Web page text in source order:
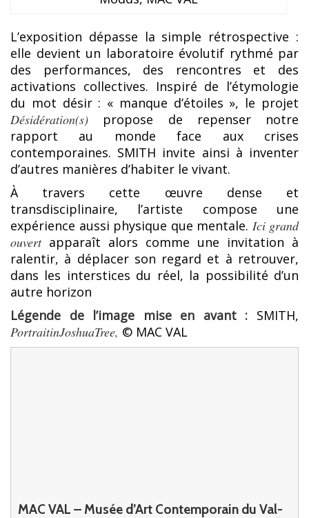
L’exposition dépasse la simple rétrospective :
elle devient un laboratoire évolutif rythmé par
des performances, des rencontres et des
activations collectives. Inspiré de l’étymologie
du mot désir : « manque d’étoiles », le projet
Désidération(s) propose de repenser notre
rapport au monde face aux crises
contemporaines. SMITH invite ainsi à inventer
d’autres manières d’habiter le vivant.
À travers cette œuvre dense et
transdisciplinaire, l’artiste compose une
expérience aussi physique que mentale. Ici grand
ouvertapparaît alors comme une invitation à
ralentir, à déplacer son regard et à retrouver,
dans les interstices du réel, la possibilité d’un
autre horizon
Légende de l’image mise en avant : SMITH,
PortraitinJoshuaTree, © MAC VAL
MAC VAL – Musée d’Art Contemporain du Val-